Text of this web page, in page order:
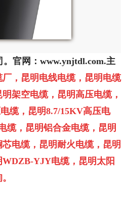
官网： www.ynjtdl.com.主
，昆明电线电缆，昆明电缆
架空电缆，昆明高压电缆，
缆，昆明8.7/15KV高压电
缆，昆明铝合金电缆，昆明
电缆，昆明耐火电缆，昆明
WDZB-YJY电缆，昆明太阳